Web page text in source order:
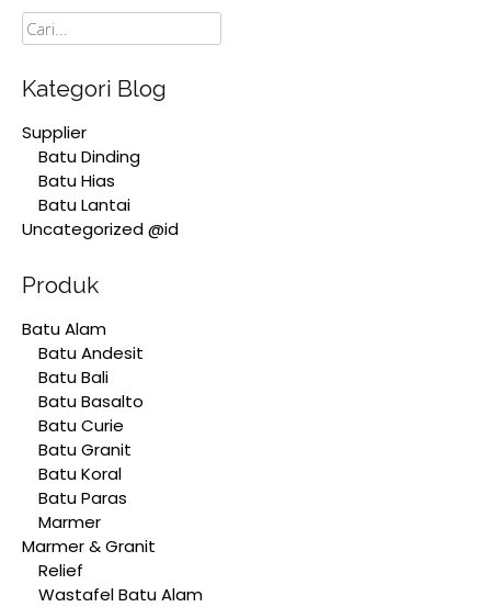
Cari
Kategori Blog
Supplier
Batu Dinding
Batu Hias
Batu Lantai
Uncategorized @id
Produk
Batu Alam
Batu Andesit
Batu Bali
Batu Basalto
Batu Curie
Batu Granit
Batu Koral
Batu Paras
Marmer
Marmer & Granit
Relief
Wastafel Batu Alam